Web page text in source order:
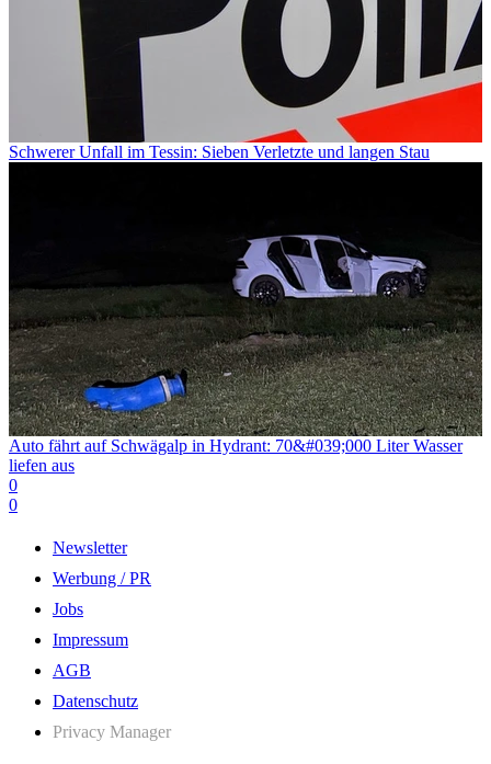
Schwerer Unfall im Tessin: Sieben Verletzte und langen Stau
Auto fährt auf Schwägalp in Hydrant: 70&#039;000 Liter Wasser
liefen aus
0
0
Newsletter
Werbung / PR
Jobs
Impressum
AGB
Datenschutz
Privacy Manager